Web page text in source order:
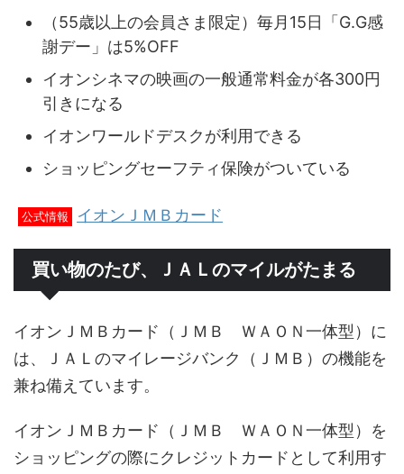
（55歳以上の会員さま限定）毎月15日「G.G感
謝デー」は5%OFF
イオンシネマの映画の一般通常料金が各300円
引きになる
イオンワールドデスクが利用できる
ショッピングセーフティ保険がついている
公式情報 イオンＪＭＢカード
買い物のたび、ＪＡＬのマイルがたまる
イオンＪＭＢカード（ＪＭＢ ＷＡＯＮ一体型）に
は、ＪＡＬのマイレージバンク（ＪＭＢ）の機能を
兼ね備えています。
イオンＪＭＢカード（ＪＭＢ ＷＡＯＮ一体型）を
ショッピングの際にクレジットカードとして利用す